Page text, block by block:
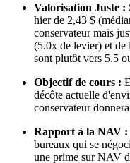
Valorisation Juste :
hier de 2,43 $
conservateur mais
(5.0x de levier) et de
sont plutôt vers 5.5
Objectif de cours :
décôte actuelle
conservateur
Rapport à la NAV :
bureaux qui se
une prime sur NAV